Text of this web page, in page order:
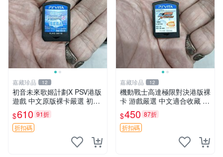
嘉藏珍品 12
初音未來歌姬計劃X PSV港版
遊戲 中文原版裸卡嚴選 初音
未來 畫集 游戲 限量版
$610 91折
折扣碼
嘉藏珍品 12
機動戰士高達極限對決港版裸
卡 游戲嚴選 中文適合收藏 機
動戰士 高達對決 游戲機
$450 87折
折扣碼